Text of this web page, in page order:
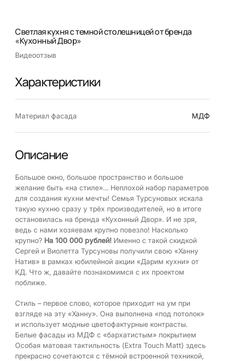
Светлая кухня с темной столешницей от бренда
«Кухонный Двор»
Видеоотзыв
Характеристики
Материал фасада МДФ
Описание
Большое окно, большое пространство и большое
желание быть «на стиле»… Неплохой набор параметров
для создания кухни мечты! Семья Турсуновых искала
такую кухню сразу у трёх производителей, но в итоге
остановилась на бренда «Кухонный Двор». И не зря,
ведь с нами хозяевам крупно повезло! Насколько
крупно? На 100 000 рублей! Именно с такой скидкой
Сергей и Виолетта Турсуновы получили свою «Ханну
Натив» в рамках юбилейной акции «Дарим кухни» от
КД. Что ж, давайте познакомимся с их проектом
поближе.
Стиль – первое слово, которое приходит на ум при
взгляде на эту «Ханну». Она выполнена «под потолок»
и использует модные цветофактурные контрасты.
Белые фасады из МДФ с «бархатистым» покрытием
Особая матовая тактильность (Extra Touch Matt) здесь
прекрасно сочетаются с тёмной встроенной техникой,